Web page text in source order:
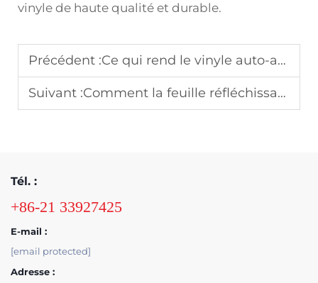
vinyle de haute qualité et durable.
Précédent :Ce qui rend le vinyle auto-adhésif efficace pour l’impression commerciale à grande échelle
Suivant :Comment la feuille réfléchissante améliore la visibilité nocturne des enseignes publicitaires extérieures
Tél. :
+86-21 33927425
E-mail :
[email protected]
Adresse :